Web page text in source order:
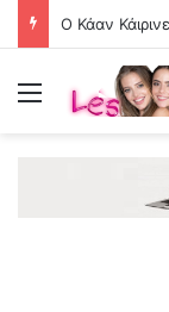
Ο Κάαν
Menu